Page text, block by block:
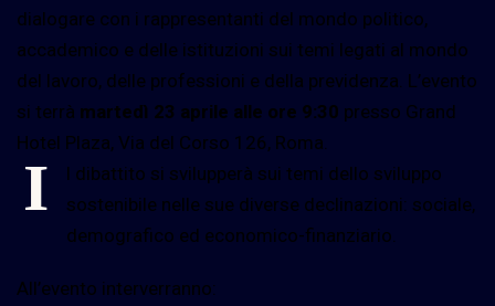
dialogare con i rappresentanti del mondo politico,
accademico e delle istituzioni sui temi legati al mondo
del lavoro, delle professioni e della previdenza. L’evento
si terrà martedì 23 aprile alle ore 9:30 presso Grand
Hotel Plaza, Via del Corso 126, Roma.
I
l dibattito si svilupperà sui temi dello sviluppo
sostenibile nelle sue diverse declinazioni: sociale,
demografico ed economico-finanziario.
All’evento interverranno: